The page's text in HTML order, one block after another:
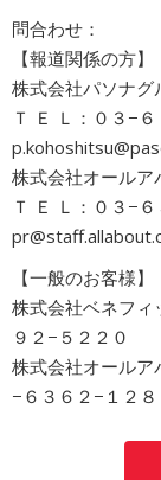
問合わせ：
【報道関係の方】
株式会社パソナ
Ｔ Ｅ Ｌ：０３−
株式会社オール
Ｔ Ｅ Ｌ：０３−
【一般のお客様】
株式会社ベネフ
９２−５２２０
株式会社オール
−６３６２−１２８